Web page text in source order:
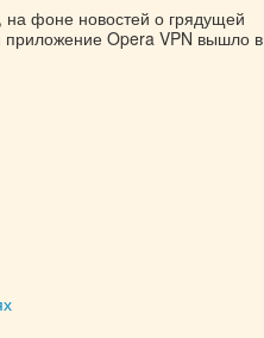
фоне новостей о грядущей
приложение Opera VPN вышло в